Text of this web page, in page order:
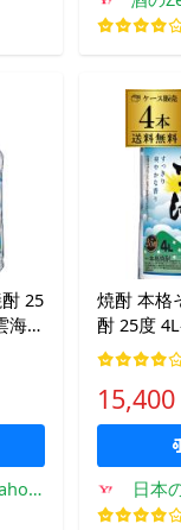
25
海酒
麦
焼酎 本格
酎 25度
雲海酒造
量 PET
15,400
日本